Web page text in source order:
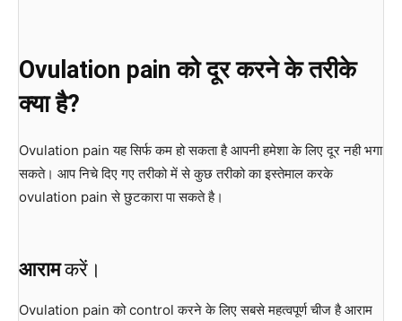
Ovulation painको दूर करने के तरीके
क्या है?
Ovulation pain यह सिर्फ कम हो सकता है आपनी हमेशा के लिए दूर नही भगा
सकते। आप निचे दिए गए तरीको में से कुछ तरीको का इस्तेमाल करके
ovulation pain से छुटकारा पा सकते है।
आरामकरें।
Ovulation pain को control करने के लिए सबसे महत्वपूर्ण चीज है आराम